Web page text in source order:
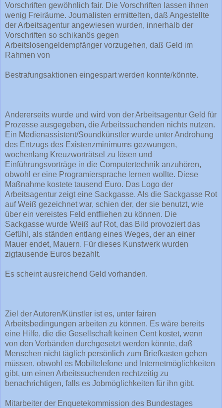
Vorschriften gewöhnlich fair. Die Vorschriften lassen ihnen
wenig Freiräume. Journalisten ermittelten, daß Angestellte
der Arbeitsagentur angewiesen wurden, innerhalb der
Vorschriften so schikanös gegen
Arbeitslosengeldempfänger vorzugehen, daß Geld im
Rahmen von
Bestrafungsaktionen eingespart werden konnte/könnte.
Andererseits wurde und wird von der Arbeitsagentur Geld für
Prozesse ausgegeben, die Arbeitssuchenden nichts nutzen.
Ein Medienassistent/Soundkünstler wurde unter Androhung
des Entzugs des Existenzminimums gezwungen,
wochenlang Kreuzworträtsel zu lösen und
Einführungsvorträge in die Computertechnik anzuhören,
obwohl er eine Programiersprache lernen wollte. Diese
Maßnahme kostete tausend Euro. Das Logo der
Arbeitsagentur zeigt eine Sackgasse. Als die Sackgasse Rot
auf Weiß gezeichnet war, schien der, der sie benutzt, wie
über ein vereistes Feld entfliehen zu können. Die
Sackgasse wurde Weiß auf Rot, das Bild provoziert das
Gefühl, als ständen entlang eines Weges, der an einer
Mauer endet, Mauern. Für dieses Kunstwerk wurden
zigtausende Euros bezahlt.
Es scheint ausreichend Geld vorhanden.
Ziel der Autoren/Künstler ist es, unter fairen
Arbeitsbedingungen arbeiten zu können. Es wäre bereits
eine Hilfe, die die Gesellschaft keinen Cent kostet, wenn
von den Verbänden durchgesetzt werden könnte, daß
Menschen nicht täglich persönlich zum Briefkasten gehen
müssen, obwohl es Mobiltelefone und Internetmöglichkeiten
gibt, um einen Arbeitssuchenden rechtzeitig zu
benachrichtigen, falls es Jobmöglichkeiten für ihn gibt.
Mitarbeiter der Enquetekommission des Bundestages